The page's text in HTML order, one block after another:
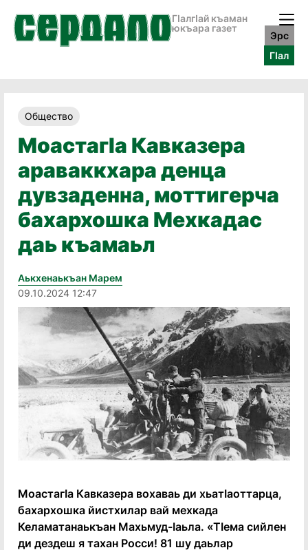
ГӀалгӀай къаман
юкъара газет
Эрс
ГӀал
Общество
МоастагӀа Кавказера
араваккхара денца
дувзаденна, моттигерча
бахархошка Мехкадас
даь къамаьл
Аькхенаькъан Марем
09.10.2024 12:47
МоастагӀа Кавказера вохаваь ди хьатӀаоттарца,
бахархошка йистхилар вай мехкада
Келаматанаькъан Махьмуд-Ӏаьла. «ТӀема сийлен
ди дездеш я тахан Росси! 81 шу даьлар